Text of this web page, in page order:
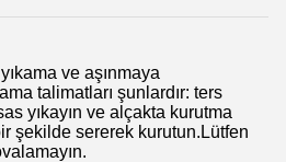
ve aşınmaya
talimatları şunlardır: ters
yıkayın ve alçakta kurutma
şekilde sererek kurutun.Lütfen